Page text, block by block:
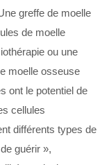
greffe de moelle
de moelle
ou une
moelle osseuse
ont le potentiel de
cellules
différents types de
guérir »,